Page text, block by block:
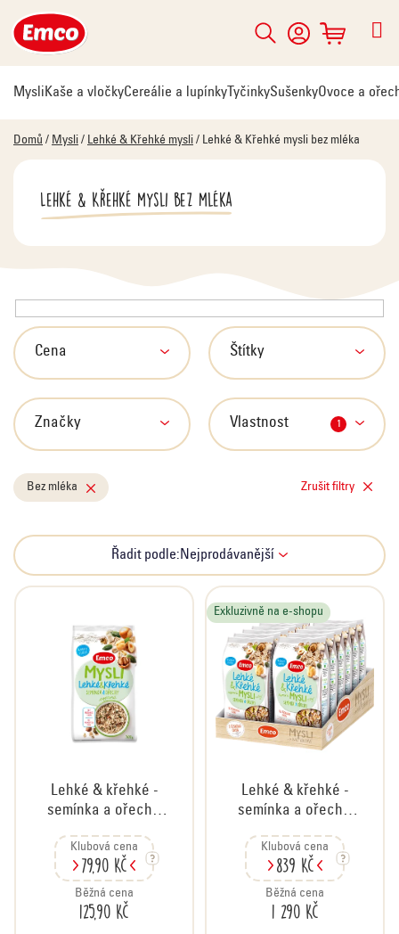
na
obsah
Hledat
NÁKUPNÍ
KOŠÍK
MysliKaše a vločkyCereálie a lupínky TyčinkySušenkyOvoce a
Domů / Mysli / Lehké & Křehké mysli / Lehké & Křehké mysli bez mléka
Lehké & Křehké mysli bez mléka
Ř
a
z
Řadit podle: Nejprodávanější
Cena Štítky
Značky Vlastnost 1
Bez mléka Zrušit filtry
V
ý
p
s
p
r
o
d
k
t
ů
Lehké & křehké -
semínka a ořechy,
Klubová cena
79,90 Kč
Běžná cena
125,90 Kč
Exkluzivně na e-shopu
Lehké & křehké -
semínka a ořechy,
Klubová cena
839 Kč
Běžná cena
1 290 Kč